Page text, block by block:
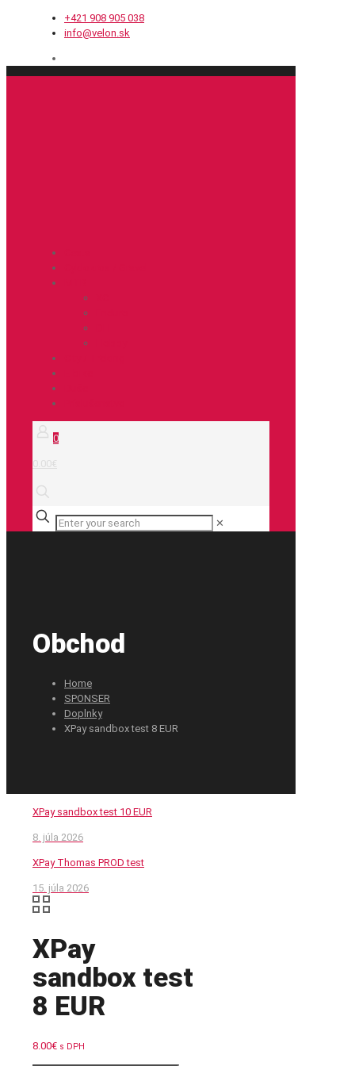
+421 908 905 038
info@velon.sk
0
0.00€
✕
Obchod
Home
SPONSER
Doplnky
XPay sandbox test 8 EUR
XPay sandbox test 10 EUR
8. júla 2026
XPay Thomas PROD test
15. júla 2026
XPay
sandbox test
8 EUR
8.00€ s DPH